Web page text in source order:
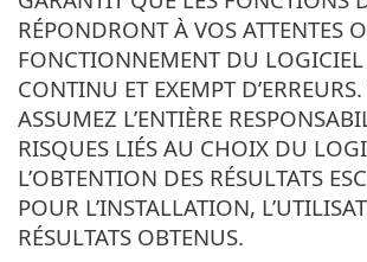
RÉPONDRONT À VOS ATTENTES
FONCTIONNEMENT DU LOGICIEL
CONTINU ET EXEMPT
ASSUMEZ L’ENTIÈRE
RISQUES LIÉS AU CHOIX DU
L’OBTENTION DES RÉSULTATS
POUR L’INSTALLATION,
RÉSULTATS OBTENUS.